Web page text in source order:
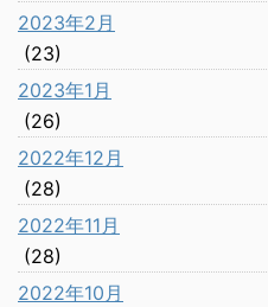
2023年2月
(23)
2023年1月
(26)
2022年12月
(28)
2022年11月
(28)
2022年10月